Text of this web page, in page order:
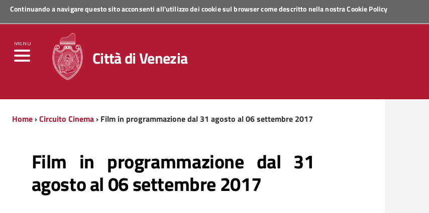
Continuando a navigare questo sito acconsenti all'utilizzo dei cookie sul browser come descritto nella nostraCookie Policy
MENU
Regione Veneto
Città di Venezia
Home›Circuito Cinema› Film in programmazione dal 31 agosto al 06 settembre 2017
Film in programmazione dal 31
agosto al 06 settembre 2017